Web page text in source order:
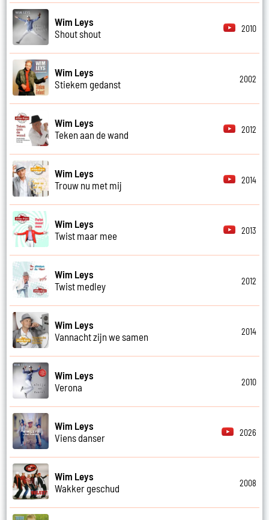
Wim Leys
Shout shout
2010
Wim Leys
Stiekem gedanst
2002
Wim Leys
Teken aan de wand
2012
Wim Leys
Trouw nu met mij
2014
Wim Leys
Twist maar mee
2013
Wim Leys
Twist medley
2012
Wim Leys
Vannacht zijn we samen
2014
Wim Leys
Verona
2010
Wim Leys
Viens danser
2026
Wim Leys
Wakker geschud
2008